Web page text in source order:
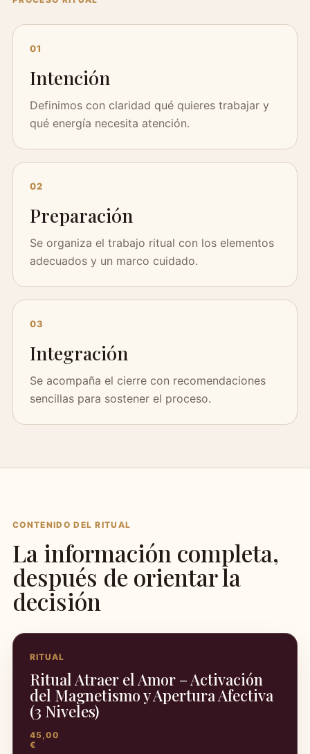
01
Intención
Definimos con claridad qué quieres trabajar y
qué energía necesita atención.
02
Preparación
Se organiza el trabajo ritual con los elementos
adecuados y un marco cuidado.
03
Integración
Se acompaña el cierre con recomendaciones
sencillas para sostener el proceso.
CONTENIDO DEL RITUAL
La información completa,
después de orientar la
decisión
RITUAL
Ritual Atraer el Amor – Activación
del Magnetismo y Apertura Afectiva
(3 Niveles)
45,00
€